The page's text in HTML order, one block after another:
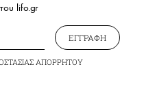
lifo.gr
ΕΓΓΡΑΦΗ
ΑΠΟΡΡΗΤΟΥ